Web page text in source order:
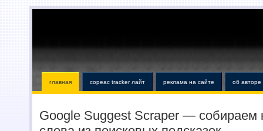
главная copeac tracker лайт реклама на сайте об авторе
Google Suggest Scraper — собираем